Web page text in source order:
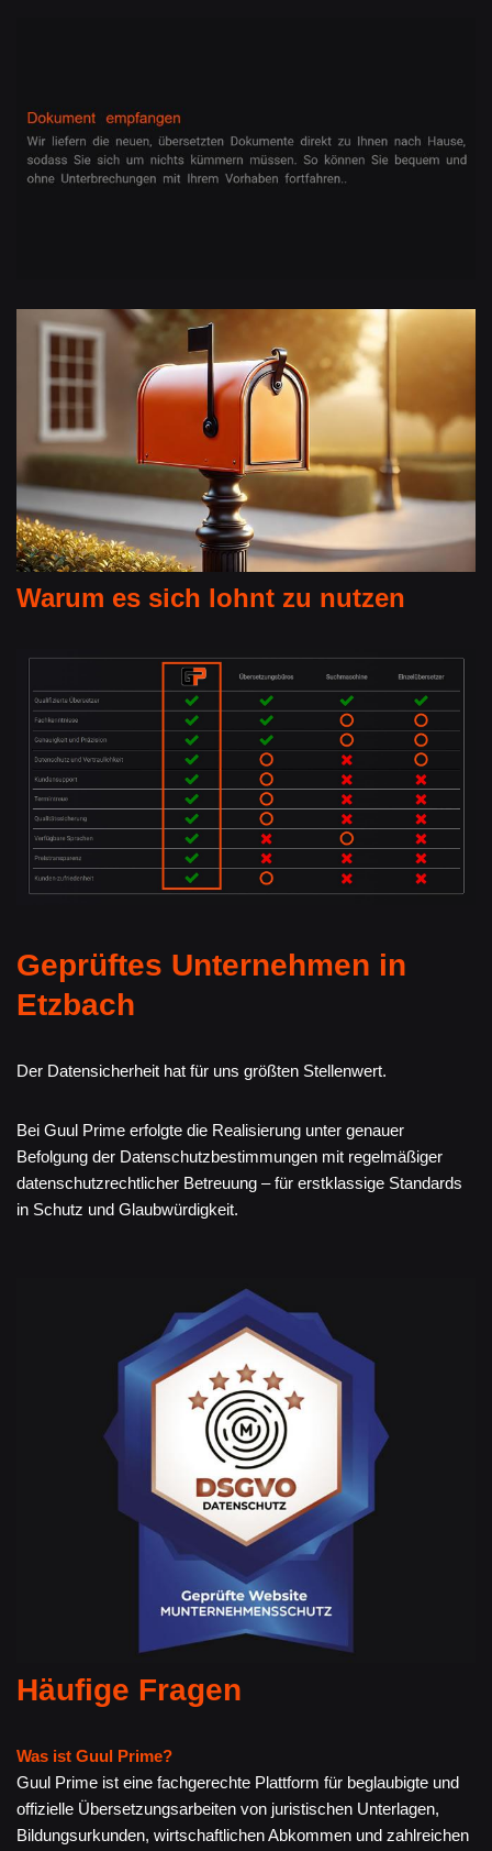
Warum es sich lohnt zu nutzen
Geprüftes Unternehmen in
Etzbach
Der Datensicherheit hat für uns größten Stellenwert.
Bei Guul Prime erfolgte die Realisierung unter genauer
Befolgung der Datenschutzbestimmungen mit regelmäßiger
datenschutzrechtlicher Betreuung – für erstklassige Standards
in Schutz und Glaubwürdigkeit.
Häufige Fragen
Was ist Guul Prime?
Guul Prime ist eine fachgerechte Plattform für beglaubigte und
offizielle Übersetzungsarbeiten von juristischen Unterlagen,
Bildungsurkunden, wirtschaftlichen Abkommen und zahlreichen